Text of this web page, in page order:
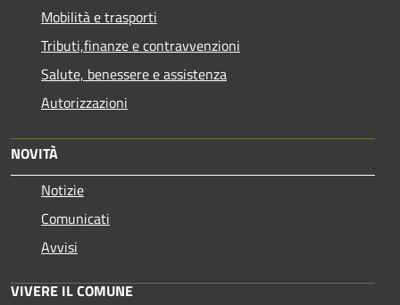
Mobilità e trasporti
Tributi,finanze e contravvenzioni
Salute, benessere e assistenza
Autorizzazioni
NOVITÀ
Notizie
Comunicati
Avvisi
VIVERE IL COMUNE